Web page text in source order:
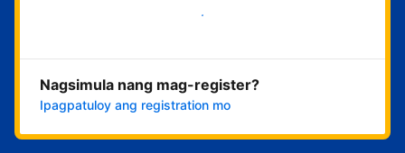
Magsimula na
Nagsimula nang mag-register?
Ipagpatuloy ang registration mo